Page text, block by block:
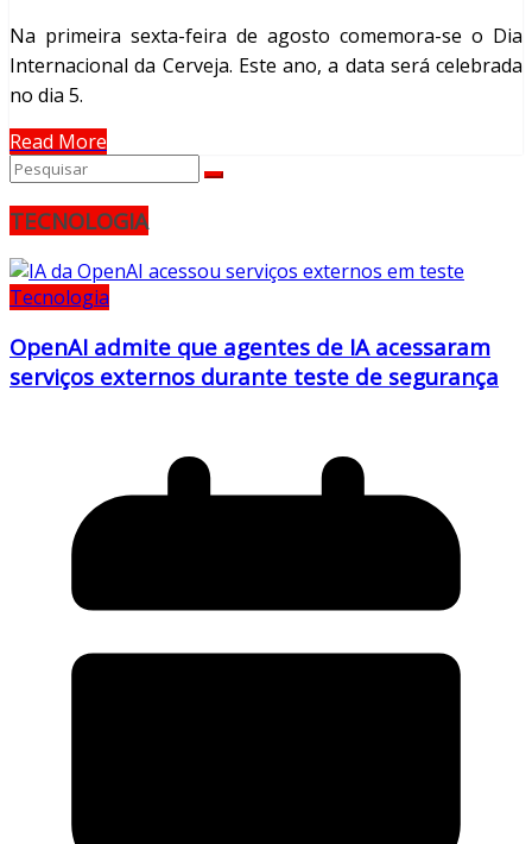
Na primeira sexta-feira de agosto comemora-se o Dia
Internacional da Cerveja. Este ano, a data será celebrada
no dia 5.
Read More
TECNOLOGIA
Tecnologia
OpenAI admite que agentes de IA acessaram
serviços externos durante teste de segurança